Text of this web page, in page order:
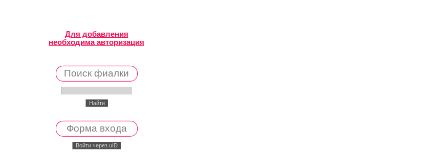
Для добавления
необходима авторизация
Поиск фиалки
Форма входа
Войти через uID